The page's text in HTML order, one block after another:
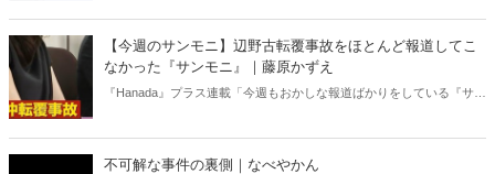
ある。元月刊『Hanada』編集部員のライター・梶原がお送りする時事
書評！
【今週のサンモニ】辺野古転覆事故をほとんど報道してこ
なかった『サンモニ』｜藤原かずえ
『Hanada』プラス連載「今週もおかしな報道ばかりをしている『サン
不可解な事件の裏側｜なべやかん